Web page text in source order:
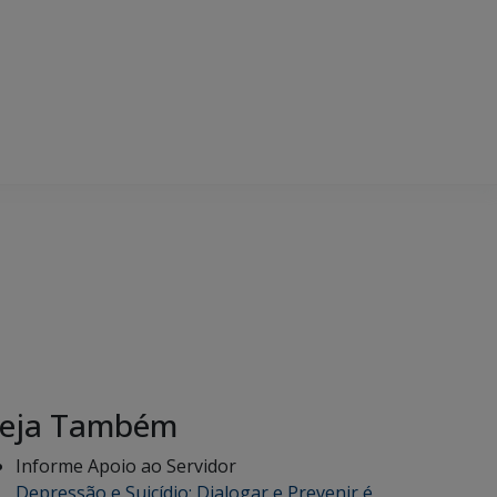
Também
Informe Apoio ao Servidor